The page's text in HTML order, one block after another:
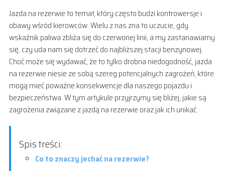
Jazda na rezerwie to temat, który często budzi kontrowersje i
obawy wśród kierowców. Wielu z nas zna to uczucie, gdy
wskaźnik paliwa zbliża się do czerwonej linii, a my zastanawiamy
się, czy uda nam się dotrzeć do najbliższej stacji benzynowej.
Choć może się wydawać, że to tylko drobna niedogodność, jazda
na rezerwie niesie ze sobą szereg potencjalnych zagrożeń, które
mogą mieć poważne konsekwencje dla naszego pojazdu i
bezpieczeństwa. W tym artykule przyjrzymy się bliżej, jakie są
zagrożenia związane z jazdą na rezerwie oraz jak ich unikać.
Spis treści:
Co to znaczy jechać na rezerwie?